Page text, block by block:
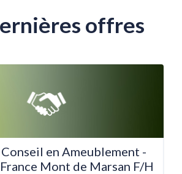
offres
en Ameublement -
Mont de Marsan F/H